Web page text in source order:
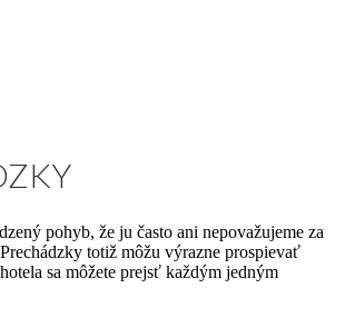
pohyb, že ju často ani nepovažujeme za
totiž môžu výrazne prospievať
sa môžete prejsť každým jedným